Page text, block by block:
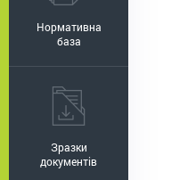
Нормативна
база
Зразки
документів